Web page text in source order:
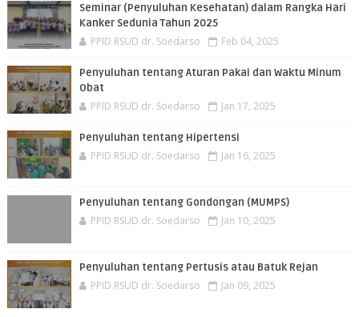
Seminar (Penyuluhan Kesehatan) dalam Rangka Hari
Kanker Sedunia Tahun 2025
PPID RSUD dr. Soedarso Feb 04, 2025
Penyuluhan tentang Aturan Pakai dan Waktu Minum
Obat
PPID RSUD dr. Soedarso Jan 17, 2025
Penyuluhan tentang Hipertensi
PPID RSUD dr. Soedarso Jan 16, 2025
Penyuluhan tentang Gondongan (MUMPS)
PPID RSUD dr. Soedarso Jan 10, 2025
Penyuluhan tentang Pertusis atau Batuk Rejan
PPID RSUD dr. Soedarso Jan 09, 2025